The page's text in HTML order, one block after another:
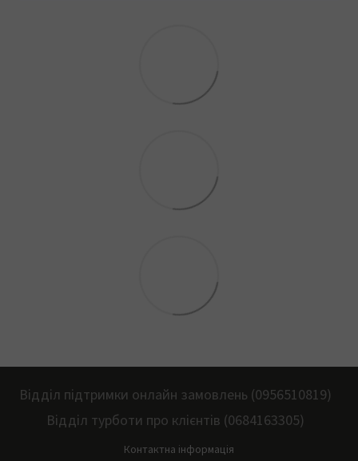
Відділ підтримки онлайн замовлень (0956510819)
Відділ турботи про клієнтів (0684163305)
Контактна інформація